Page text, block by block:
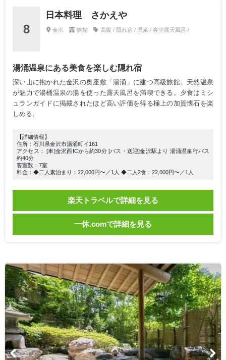
8
日本料理 さかえや
金沢 旅館 高級 / 隠れ宿 / 温泉 / 客室露天風呂 /
湯涌温泉にある美食を楽しむ隠れ宿
深い山に抱かれた金沢の奥座敷「湯涌」に建つ高級旅館。天然温泉
が魅力で湯桶温泉の湯を使った露天風呂を満喫できる。夕食はミシ
ュランガイドに掲載されたほど高い評価を得る極上の加賀懐石を楽
しめる。
【詳細情報】
住所：石川県金沢市湯涌町イ161
アクセス： [車]金沢西ICから約30分 [バス・送迎]金沢駅より 湯涌温泉行バス
約40分
客室数：7室
料金：◆二人素泊まり：22,000円〜／1人 ◆二人2食：22,000円〜／1人
楽天トラベルで詳細を見る
一休.comで詳細を見る